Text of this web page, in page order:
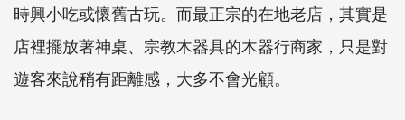
時興小吃或懷舊古玩。而最正宗的在地老店，其實是
店裡擺放著神桌、宗教木器具的木器行商家，只是對
遊客來說稍有距離感，大多不會光顧。